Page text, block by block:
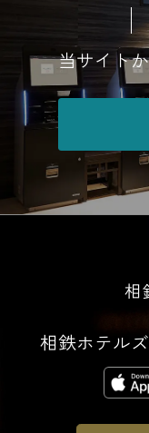
当サイト
相
相鉄ホテル